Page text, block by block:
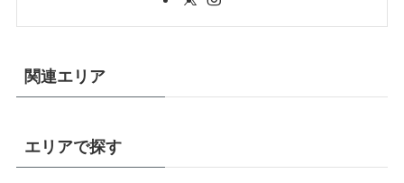
関連エリア
エリアで探す